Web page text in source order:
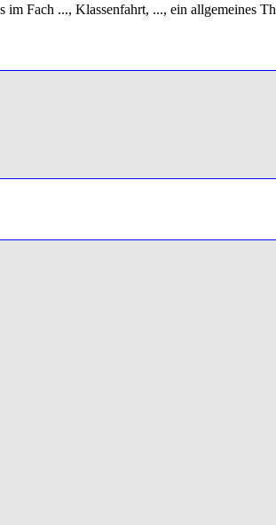
Fach ..., Klassenfahrt, ..., ein allgemeines